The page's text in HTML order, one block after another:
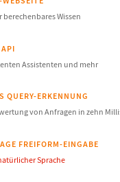
berechenbares Wissen
Assistenten und mehr
QUERY-ERKENNUNG
von Anfragen in zehn
FREIFORM-EINGABE
Sprache